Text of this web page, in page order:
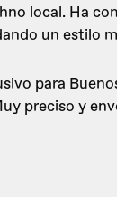
local. Ha
un estilo
para
preciso y